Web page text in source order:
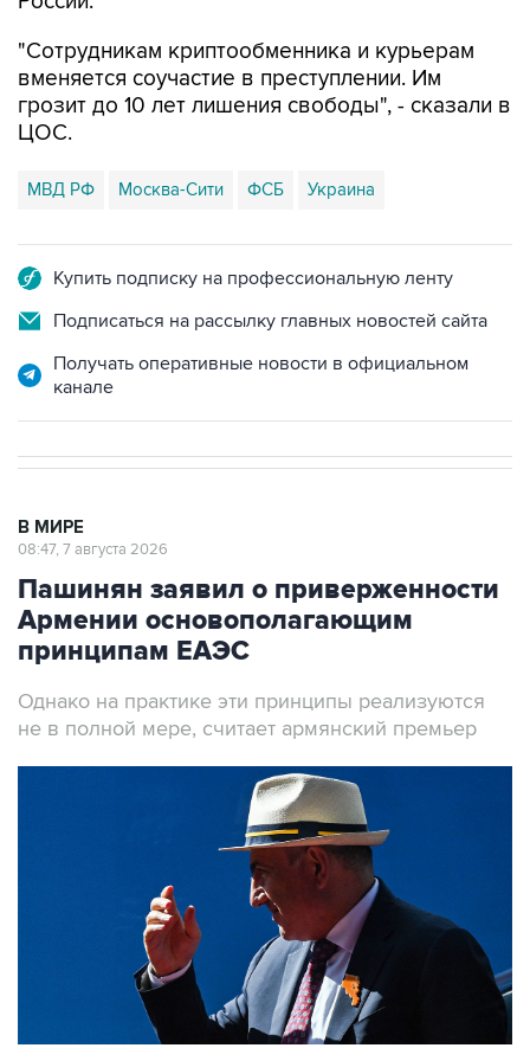
"Сотрудникам криптообменника и курьерам
вменяется соучастие в преступлении. Им
грозит до 10 лет лишения свободы", - сказали в
ЦОС.
МВД РФ Москва-Сити ФСБ Украина
Купить подписку на профессиональную ленту
Подписаться на рассылку главных новостей сайта
Получать оперативные новости в официальном
канале
В МИРЕ
08:47, 7 августа 2026
Пашинян заявил о приверженности
Армении основополагающим
принципам ЕАЭС
Однако на практике эти принципы реализуются
не в полной мере, считает армянский премьер